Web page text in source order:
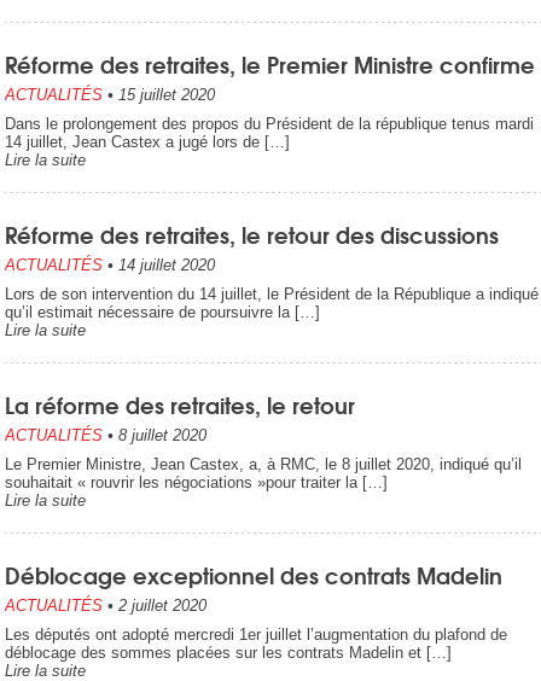
Réforme des retraites, le Premier Ministre confirme
ACTUALITÉS • 15 juillet 2020
Dans le prolongement des propos du Président de la république tenus mardi
14 juillet, Jean Castex a jugé lors de […]
Lire la suite
Réforme des retraites, le retour des discussions
ACTUALITÉS • 14 juillet 2020
Lors de son intervention du 14 juillet, le Président de la République a indiqué
qu’il estimait nécessaire de poursuivre la […]
Lire la suite
La réforme des retraites, le retour
ACTUALITÉS • 8 juillet 2020
Le Premier Ministre, Jean Castex, a, à RMC, le 8 juillet 2020, indiqué qu’il
souhaitait « rouvrir les négociations »pour traiter la […]
Lire la suite
Déblocage exceptionnel des contrats Madelin
ACTUALITÉS • 2 juillet 2020
Les députés ont adopté mercredi 1er juillet l’augmentation du plafond de
déblocage des sommes placées sur les contrats Madelin et […]
Lire la suite